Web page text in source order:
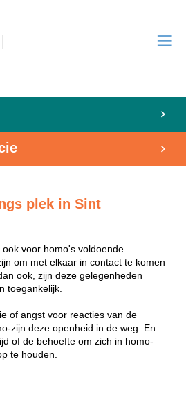
plek in Sint
voor homo's voldoende
om met elkaar in contact te komen
ook, zijn deze gelegenheden
toegankelijk.
of angst voor reacties van de
zijn deze openheid in de weg. En
of de behoefte om zich in homo-
te houden.